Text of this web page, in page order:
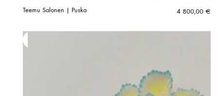
Teemu Salonen | Puska 4 800,00 €